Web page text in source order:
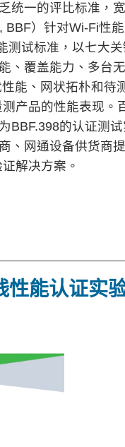
统一的评比标准，
BBF）针对Wi-Fi性
测试标准，以七大关
、覆盖能力、多台
能、网状拓朴和待
产品的性能表现。
BBF.398的认证测试
、网通设备供货商
解决方案。
性能认证实